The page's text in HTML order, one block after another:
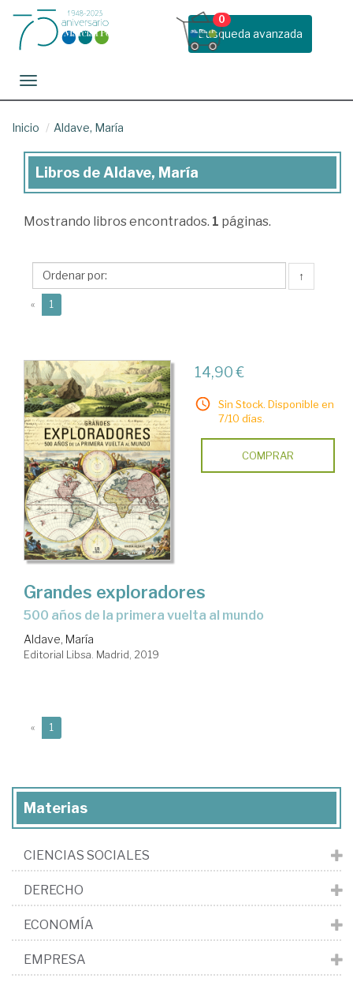
Busqueda avanzada
0
Toggle navigation
Inicio Aldave, María
Libros
Aldave,
Libros de Aldave, María
Mostrando libros encontrados. 1 páginas.
↑
« 1
14,90 €
Sin Stock. Disponible en
7/10 días.
COMPRAR
Grandes exploradores
500 años de la primera vuelta al mundo
Aldave, María
Editorial Libsa. Madrid, 2019
« 1
Materias
CIENCIAS SOCIALES
DERECHO
ECONOMÍA
EMPRESA